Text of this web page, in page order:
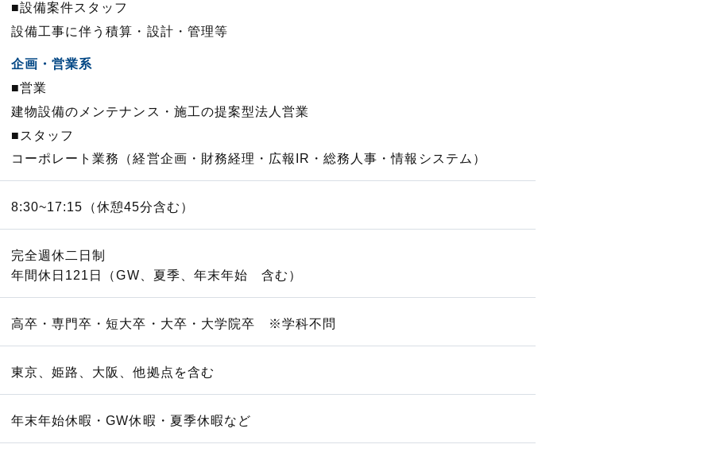
■設備案件スタッフ
設備工事に伴う積算・設計・管理等
企画・営業系
■営業
建物設備のメンテナンス・施工の提案型法人営業
■スタッフ
コーポレート業務（経営企画・財務経理・広報IR・総務人事・情報システム）
8:30~17:15（休憩45分含む）
完全週休二日制
年間休日121日（GW、夏季、年末年始 含む）
高卒・専門卒・短大卒・大卒・大学院卒 ※学科不問
東京、姫路、大阪、他拠点を含む
年末年始休暇・GW休暇・夏季休暇など